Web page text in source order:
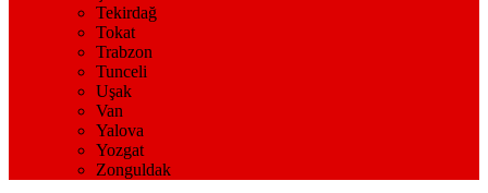
Tekirdağ
Tokat
Trabzon
Tunceli
Uşak
Van
Yalova
Yozgat
Zonguldak